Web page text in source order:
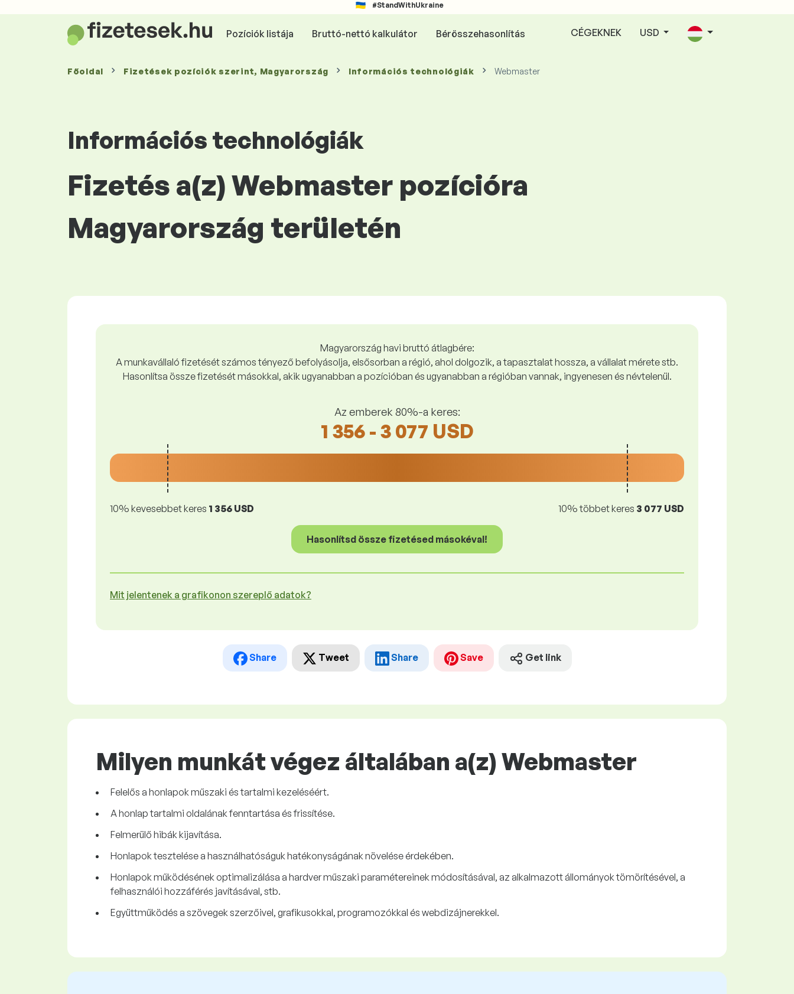
#StandWithUkraine
Pozíciók listája Bruttó-nettó kalkulátor Bérösszehasonlítás CÉGEKNEK USD
Főoldal Fizetések pozíciók szerint, Magyarország Információs technológiák Webmaster
Információs technológiák
Fizetés a(z) Webmaster pozícióra
Magyarország területén
Magyarország havi bruttó átlagbére:
A munkavállaló fizetését számos tényező befolyásolja, elsősorban a régió, ahol dolgozik, a tapasztalat hossza, a vállalat mérete stb.
Hasonlítsa össze fizetését másokkal, akik ugyanabban a pozícióban és ugyanabban a régióban vannak, ingyenesen és névtelenül.
Az emberek 80%-a keres:
1 356 - 3 077 USD
10% kevesebbet keres 1 356 USD 10% többet keres 3 077 USD
Hasonlítsd össze fizetésed másokéval!
Mit jelentenek a grafikonon szereplő adatok?
Share Tweet Share Save Get link
Milyen munkát végez általában a(z) Webmaster
Felelős a honlapok műszaki és tartalmi kezeléséért.
A honlap tartalmi oldalának fenntartása és frissítése.
Felmerülő hibák kijavítása.
Honlapok tesztelése a használhatóságuk hatékonyságának növelése érdekében.
Honlapok működésének optimalizálása a hardver műszaki paramétereinek módosításával, az alkalmazott állományok tömörítésével, a
felhasználói hozzáférés javításával, stb.
Együttműködés a szövegek szerzőivel, grafikusokkal, programozókkal és webdizájnerekkel.